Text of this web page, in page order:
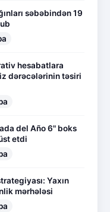
səbəbindən 19
hesabatlara
dərəcələrinin təsiri
del Año 6" boks
etdi
Yaxın
mərhələsi